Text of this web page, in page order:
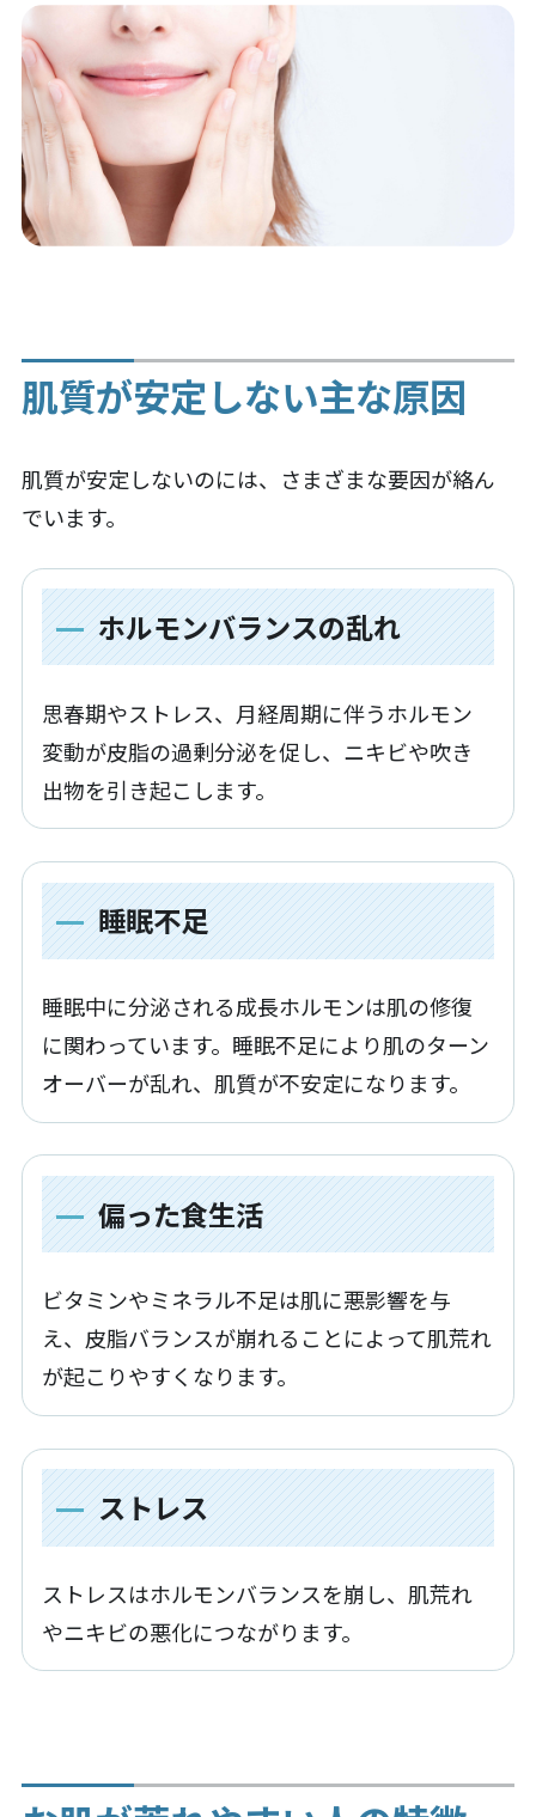
肌質が安定しない主な原因
肌質が安定しないのには、さまざまな要因が絡ん
でいます。
ホルモンバランスの乱れ
思春期やストレス、月経周期に伴うホルモン
変動が皮脂の過剰分泌を促し、ニキビや吹き
出物を引き起こします。
睡眠不足
睡眠中に分泌される成長ホルモンは肌の修復
に関わっています。睡眠不足により肌のターン
オーバーが乱れ、肌質が不安定になります。
偏った食生活
ビタミンやミネラル不足は肌に悪影響を与
え、皮脂バランスが崩れることによって肌荒れ
が起こりやすくなります。
ストレス
ストレスはホルモンバランスを崩し、肌荒れ
やニキビの悪化につながります。